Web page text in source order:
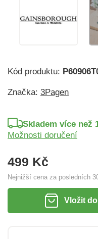
Kód produktu:
Značka: 3Pagen
499 Kč
Nejnižší cena za posledních
Skladem více než
Možnosti doručení
Vložit